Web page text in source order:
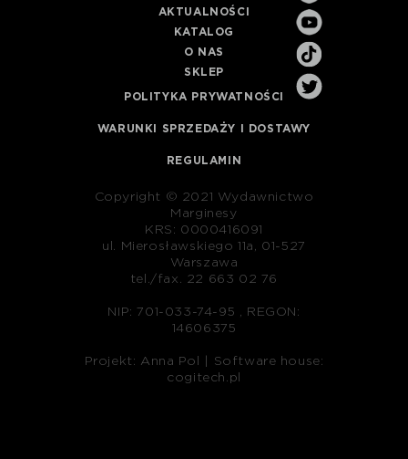
AKTUALNOŚCI
KATALOG
O NAS
SKLEP
POLITYKA PRYWATNOŚCI
WARUNKI SPRZEDAŻY I DOSTAWY
REGULAMIN
Copyright © 2021 Wydawnictwo
Marginesy
KRS: 0000416091
ul. Mierosławskiego 11a, 01-527
Warszawa
tel./fax. 22 663 02 76
NIP: 701-033-74-95 , REGON:
14606375
Projekt: Anna Pol |
Software house:
cogitech.pl